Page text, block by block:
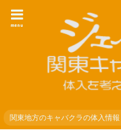
menu
関東地方のキャバクラの体入情報